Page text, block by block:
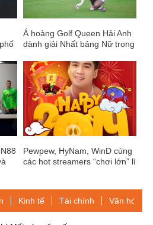
Á hoàng Golf Queen Hải Anh
dành giải Nhất bảng Nữ trong
Pewpew, HyNam, WinD cùng
các hot streamers “chơi lớn” lì
Kinh tế Tài chính Văn hóa-